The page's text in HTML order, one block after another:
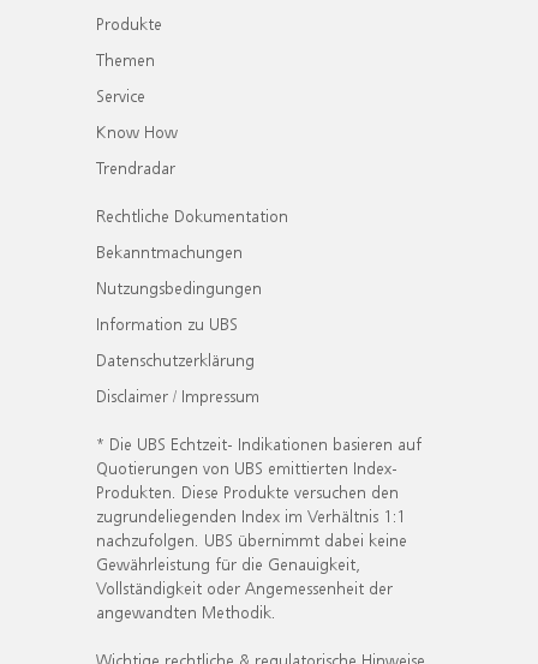
Produkte
Themen
Service
Know How
Trendradar
Rechtliche Dokumentation
Bekanntmachungen
Nutzungsbedingungen
Information zu UBS
Datenschutzerklärung
Disclaimer / Impressum
* Die UBS Echtzeit- Indikationen basieren auf
Quotierungen von UBS emittierten Index-
Produkten. Diese Produkte versuchen den
zugrundeliegenden Index im Verhältnis 1:1
nachzufolgen. UBS übernimmt dabei keine
Gewährleistung für die Genauigkeit,
Vollständigkeit oder Angemessenheit der
angewandten Methodik.